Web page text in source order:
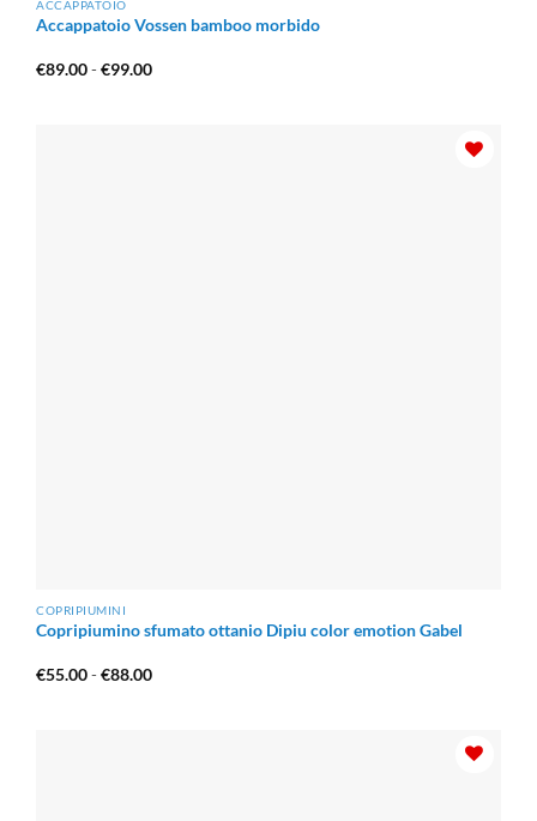
ACCAPPATOIO
Accappatoio Vossen bamboo morbido
€89.00-€99.00Fascia
COPRIPIUMINI
Copripiumino sfumato ottanio Dipiu color emotion Gabel
€55.00-€88.00Fascia